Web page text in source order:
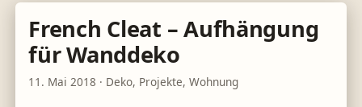
French Cleat – Aufhängung
für Wanddeko
11. Mai 2018 · Deko, Projekte,Wohnung